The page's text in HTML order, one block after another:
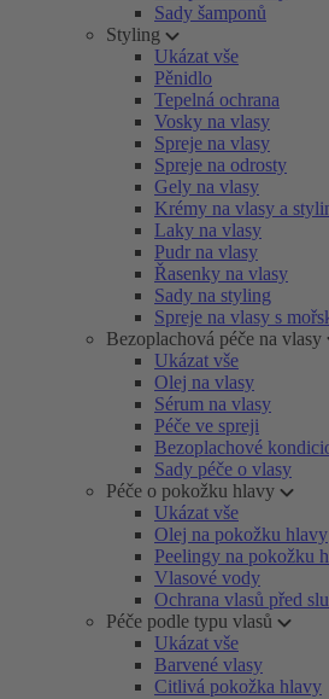
Sady šamponů
Styling
Ukázat vše
Pěnidlo
Tepelná ochrana
Vosky na vlasy
Spreje na vlasy
Spreje na odrosty
Gely na vlasy
Krémy na vlasy a
Laky na vlasy
Pudr na vlasy
Řasenky na vlasy
Sady na styling
Spreje na vlasy s
Bezoplachová péče na vlasy
Ukázat vše
Olej na vlasy
Sérum na vlasy
Péče ve spreji
Bezoplachové
Sady péče o vlasy
Péče o pokožku hlavy
Ukázat vše
Olej na pokožku hlavy
Peelingy na pokožku
Vlasové vody
Ochrana vlasů před
Péče podle typu vlasů
Ukázat vše
Barvené vlasy
Citlivá pokožka hlavy